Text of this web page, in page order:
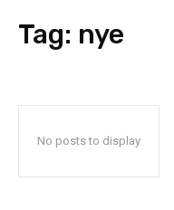
Tag: nye
No posts to display